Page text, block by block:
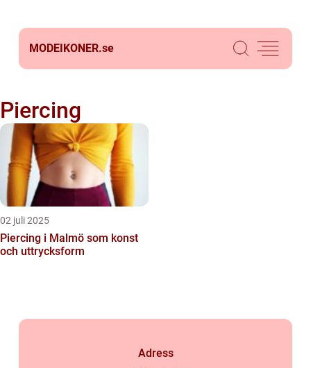
MODEIKONER.se
Piercing
02 juli 2025
Piercing i Malmö som konst
och uttrycksform
Adress